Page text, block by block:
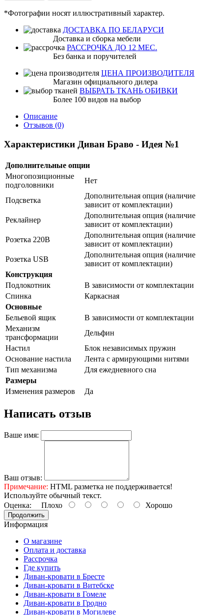
*Фотографии носят иллюстративный характер.
ДОСТАВКА ПО БЕЛАРУСИ
Доставка и сборка мебели
РАССРОЧКА ДО 12 МЕС.
Без банка и поручителей
ЦЕНА ПРОИЗВОДИТЕЛЯ
Магазин официального дилера
ВЫБРАТЬ ТКАНЬ ОБИВКИ
Более 100 видов на выбор
Описание
Отзывов (0)
Характеристики Диван Браво - Идея №1
Дополнительные опции
Многопозиционные
подголовники
Нет
Подсветка
Дополнительная опция (наличие
зависит от комплектации)
Реклайнер
Дополнительная опция (наличие
зависит от комплектации)
Розетка 220В
Дополнительная опция (наличие
зависит от комплектации)
Розетка USB
Дополнительная опция (наличие
зависит от комплектации)
Конструкция
Подлокотник
В зависимости от комплектации
Спинка
Каркасная
Основные
Бельевой ящик
В зависимости от комплектации
Механизм
трансформации
Дельфин
Настил
Блок независимых пружин
Основание настила
Лента с армирующими нитями
Тип механизма
Для ежедневного сна
Размеры
Изменения размеров
Да
Написать отзыв
Ваше имя:
Ваш отзыв:
Примечание: HTML разметка не поддерживается!
Используйте обычный текст.
Оценка: Плохо Хорошо
Продолжить
Информация
О магазине
Оплата и доставка
Рассрочка
Где купить
Диван-кровати в Бресте
Диван-кровати в Витебске
Диван-кровати в Гомеле
Диван-кровати в Гродно
Диван-кровати в Могилеве